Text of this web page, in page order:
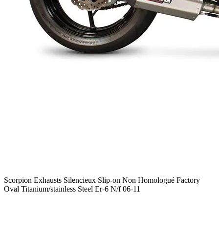
Scorpion Exhausts Silencieux Slip-on Non Homologué Factory
Oval Titanium/stainless Steel Er-6 N/f 06-11